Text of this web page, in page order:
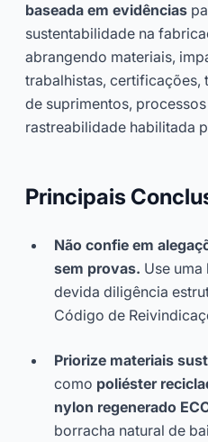
baseada em evidências
sustentabilidade na
abrangendo materiais,
trabalhistas, certificações,
de suprimentos,
rastreabilidade habilitada
Principais
Não confie em
sem provas. Use
devida diligência
Código de
Priorize materiais
como poliéster
nylon regenerado
borracha natural de